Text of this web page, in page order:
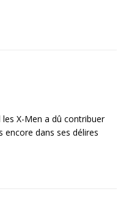
les X-Men a dû contribuer
encore dans ses délires